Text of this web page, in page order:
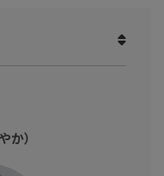
「ATTAZoo+」を使い、
上でのリアルタイム集計な
、マウス操作だけで現場の
活用をスムーズにつなげる
ます。
）